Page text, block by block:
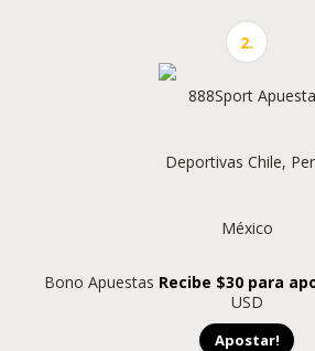
2.
Bono Apuestas Recibe $30 para
USD
Apostar!